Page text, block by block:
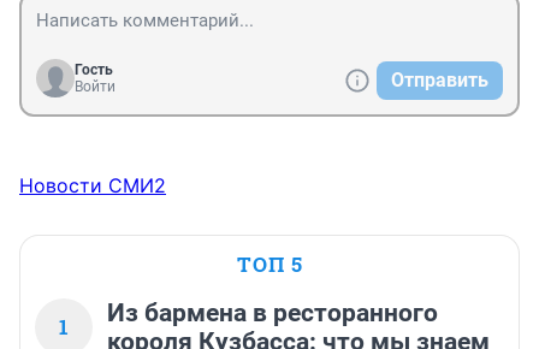
Гость
Войти
Отправить
Новости СМИ2
ТОП 5
1
Из бармена в ресторанного
короля Кузбасса: что мы знаем